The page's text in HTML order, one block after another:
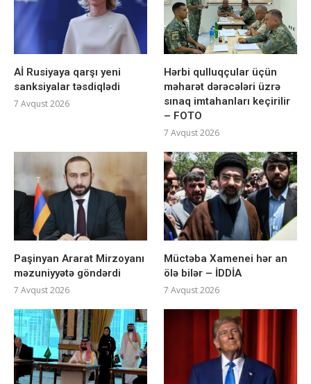
Aİ Rusiyaya qarşı yeni
sanksiyalar təsdiqlədi
7 Avqust 2026
Hərbi qulluqçular üçün
məharət dərəcələri üzrə
sınaq imtahanları keçirilir
– FOTO
7 Avqust 2026
Paşinyan Ararat Mirzoyanı
məzuniyyətə göndərdi
7 Avqust 2026
Müctəba Xamenei hər an
ölə bilər – İDDİA
7 Avqust 2026